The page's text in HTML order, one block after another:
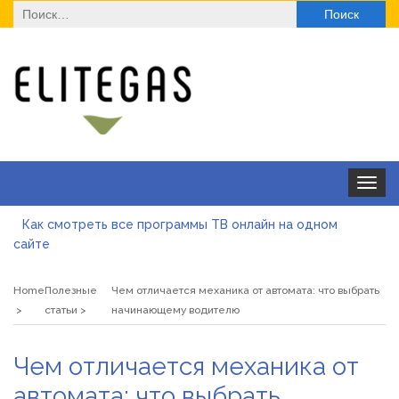
Найти:
Toggle
Как смотреть все программы ТВ онлайн на одном
сайте
закупки
HomeПолезные
статьи
Чем отличается механика от автомата: что выбрать
начинающему водителю
Чем отличается механика от